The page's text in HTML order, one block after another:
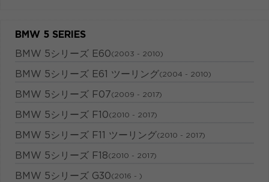
BMW 5 SERIES
BMW 5シリーズ E60(2003 - 2010)
BMW 5シリーズ E61 ツーリング(2004 - 2010)
BMW 5シリーズ F07(2009 - 2017)
BMW 5シリーズ F10(2010 - 2017)
BMW 5シリーズ F11 ツーリング(2010 - 2017)
BMW 5シリーズ F18(2010 - 2017)
BMW 5シリーズ G30(2016 - )